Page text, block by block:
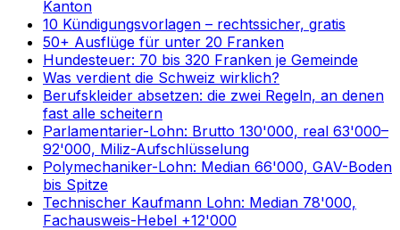
Kanton
10 Kündigungsvorlagen – rechtssicher, gratis
50+ Ausflüge für unter 20 Franken
Hundesteuer: 70 bis 320 Franken je Gemeinde
Was verdient die Schweiz wirklich?
Berufskleider absetzen: die zwei Regeln, an denen
fast alle scheitern
Parlamentarier-Lohn: Brutto 130'000, real 63'000–
92'000, Miliz-Aufschlüsselung
Polymechaniker-Lohn: Median 66'000, GAV-Boden
bis Spitze
Technischer Kaufmann Lohn: Median 78'000,
Fachausweis-Hebel +12'000